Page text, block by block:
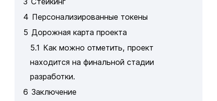
4 Персонализированные токены
5 Дорожная карта проекта
5.1 Как можно отметить, проект
находится на финальной стадии
разработки.
6 Заключение